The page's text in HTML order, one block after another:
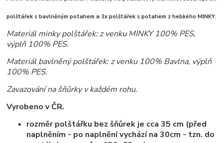
polštářek s bavlněným potahem a 3x polštářek s potahem z hebkého MINKY.
Materiál minky polštářek: z venku MINKY 100% PES,
výplň 100% PES.
Materiál bavlněný polštářek: z venku 100% Bavlna, výplň
100% PES.
Zavazování na šňůrky v každém rohu.
Vyrobeno v ČR.
rozměr polštářku bez šňůrek je cca 35 cm (před
naplněním - po naplnění vychází na 30cm - tzn. do